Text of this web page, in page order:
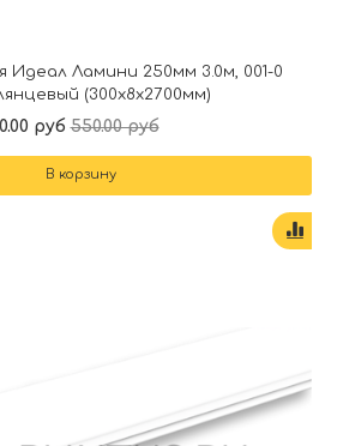
Идеал Ламини 250мм 3.0м, 001-0
(300x8x2700мм)
руб 550.00 руб
В корзину